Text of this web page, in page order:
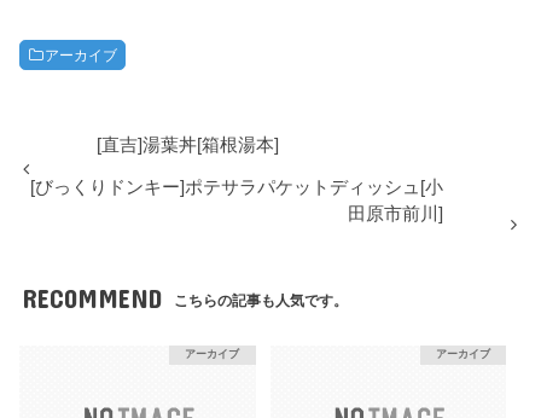
a
d
gr
a
m
アーカイブ
[直吉]湯葉丼[箱根湯本]
[びっくりドンキー]ポテサラパケットディッシュ[小
田原市前川]
RECOMMEND こちらの記事も人気です。
アーカイブ アーカイブ